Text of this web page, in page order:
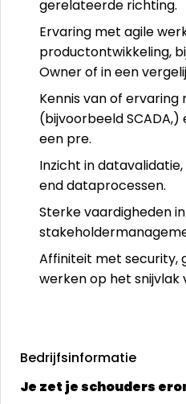
gerelateerde richting.
Ervaring met agile
productontwikkeling,
Owner of in een
Kennis van of
(bijvoorbeeld
een pre.
Inzicht in
end dataprocessen.
Sterke vaardigheden in
Affiniteit met security,
werken op het snijvlak
Bedrijfsinformatie
Je zet je schouders